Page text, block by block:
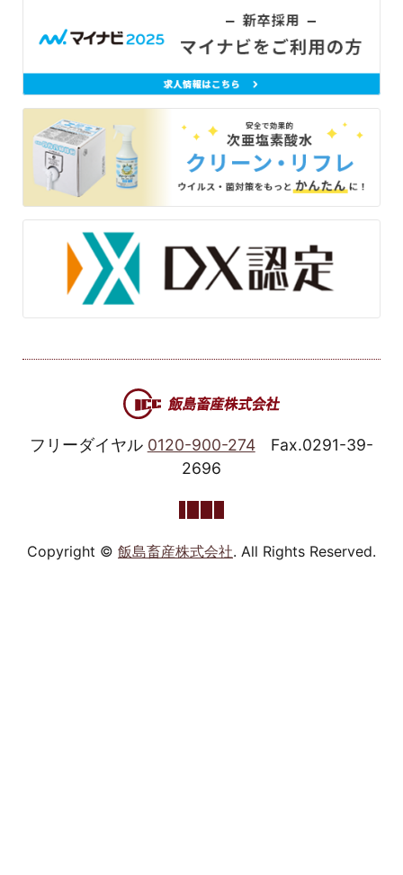
フリーダイヤル 0120-900-274
Fax.0291-39-
2696
Copyright © 飯島畜産株式会社. All Rights Reserved.